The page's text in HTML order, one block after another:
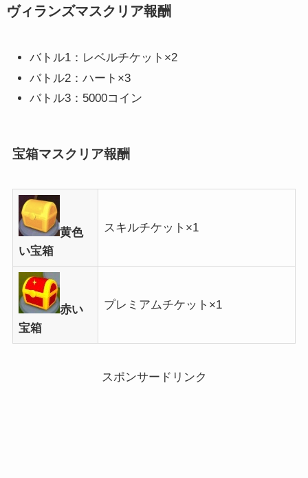
ヴィランズマスクリア報酬
バトル1：レベルチケット×2
バトル2：ハート×3
バトル3：5000コイン
宝箱マスクリア報酬
黄色
い宝箱
スキルチケット×1
赤い
宝箱
プレミアムチケット×1
スポンサードリンク